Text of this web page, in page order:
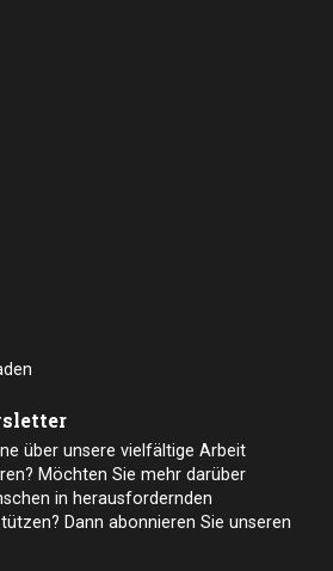
über unsere vielfältige Arbeit
Möchten Sie mehr darüber
in herausfordernden
Dann abonnieren Sie unseren